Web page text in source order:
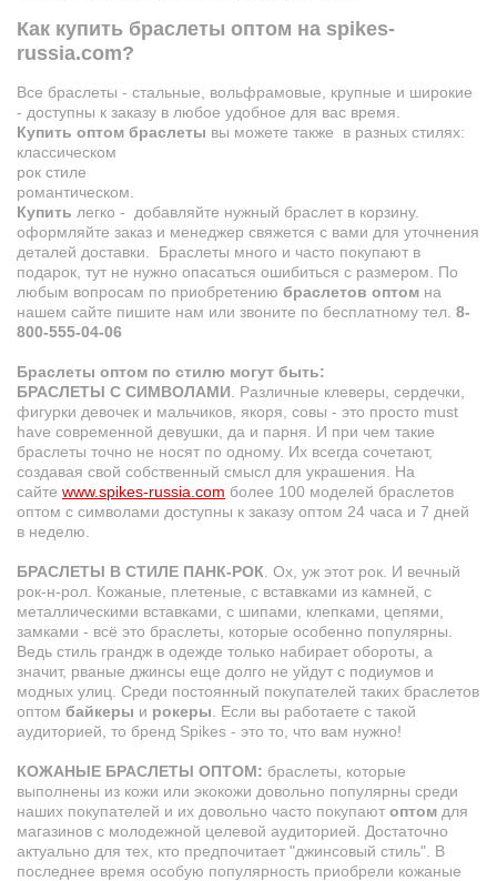
Как купить браслеты оптом на spikes-
russia.com?
Все браслеты - стальные, вольфрамовые, крупные и широкие
- доступны к заказу в любое удобное для вас время.
Купить оптом браслеты вы можете также в разных стилях:
классическом
рок стиле
романтическом.
Купить легко - добавляйте нужный браслет в корзину.
оформляйте заказ и менеджер свяжется с вами для уточнения
деталей доставки. Браслеты много и часто покупают в
подарок, тут не нужно опасаться ошибиться с размером. По
любым вопросам по приобретению браслетов оптом на
нашем сайте пишите нам или звоните по бесплатному тел. 8-
800-555-04-06
Браслеты оптом по стилю могут быть:
БРАСЛЕТЫ C СИМВОЛАМИ . Различные клеверы, сердечки,
фигурки девочек и мальчиков, якоря, совы - это просто must
have современной девушки, да и парня. И при чем такие
браслеты точно не носят по одному. Их всегда сочетают,
создавая свой собственный смысл для украшения. На
сайте www.spikes-russia.com более 100 моделей браслетов
оптом с символами доступны к заказу оптом 24 часа и 7 дней
в неделю.
БРАСЛЕТЫ В СТИЛЕ ПАНК-РОК . Ох, уж этот рок. И вечный
рок-н-рол. Кожаные , плетеные, с вставками из камней, с
металлическими вставками, с шипами, клепками, цепями,
замками - всё это браслеты, которые особенно популярны.
Ведь стиль грандж в одежде только набирает обороты, а
значит, рваные джинсы еще долго не уйдут с подиумов и
модных улиц. Среди постоянный покупателей таких браслетов
оптом байкеры и рокеры . Если вы работаете с такой
аудиторией, то бренд Spikes - это то, что вам нужно!
КОЖАНЫЕ БРАСЛЕТЫ ОПТОМ: браслеты, которые
выполнены из кожи или экокожи довольно популярны среди
наших покупателей и их довольно часто покупают оптом для
магазинов с молодежной целевой аудиторией. Достаточно
актуально для тех, кто предпочитает "джинсовый стиль". В
последнее время особую популярность приобрели кожаные